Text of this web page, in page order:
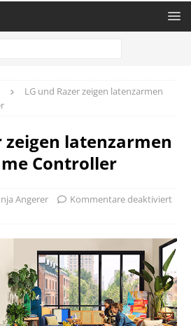
LG und Razer zeigen latenzarmen
zeigen latenzarmen
Controller
Angerer Kommentare deaktiviert